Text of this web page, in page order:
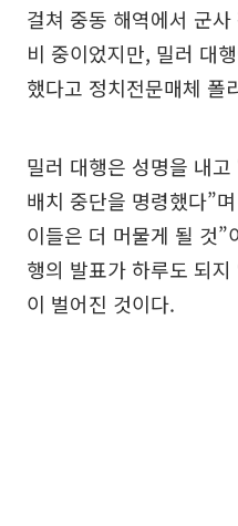
걸쳐 중동 해역에서 군
비 중이었지만, 밀러 대
했다고 정치전문매체 폴
밀러 대행은 성명을 내
배치 중단을 명령했다”
이들은 더 머물게 될 것”
행의 발표가 하루도 되
이 벌어진 것이다.